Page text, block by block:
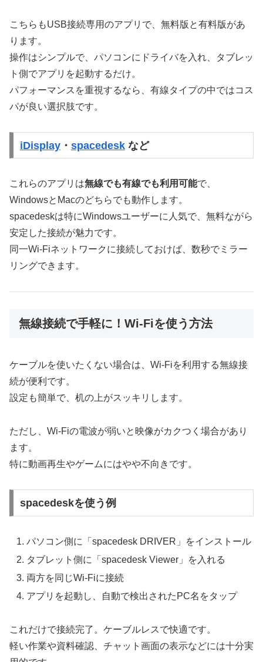
こちらもUSB接続専用のアプリで、無料版と有料版があ
ります。
操作はシンプルで、パソコンにドライバを入れ、タブレッ
ト側でアプリを起動するだけ。
パフォーマンスを重視するなら、有線タイプの中ではコス
パが良い選択肢です。
iDisplay・ spacedeskなど
これらのアプリは無線でも有線でも利用可能で、
WindowsとMacのどちらでも動作します。
spacedeskは特にWindowsユーザーに人気で、無料ながら
安定した接続が魅力です。
同一Wi-Fiネットワークに接続しておけば、数秒でミラー
リングできます。
無線接続で手軽に！Wi-Fiを使う方法
ケーブルを使いたくない場合は、Wi-Fiを利用する無線接
続が便利です。
設定も簡単で、机の上がスッキリします。
ただし、Wi-Fiの電波が弱いと映像がカクつく場合があり
ます。
特に動画再生やゲームにはやや不向きです。
spacedeskを使う例
パソコン側に「spacedesk DRIVER」をインストール
タブレット側に「spacedesk Viewer」を入れる
両方を同じWi-Fiに接続
アプリを起動し、自動で検出されたPC名をタップ
これだけで接続完了。ケーブルレスで快適です。
軽い作業や資料確認、チャット画面の表示などには十分実